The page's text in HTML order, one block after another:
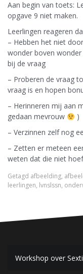
Aan begin van toets:
opgave 9 niet maken.
Leerlingen reageren
– Hebben het niet
wonder boven
bij de vraag
– Proberen de vraag
vraag is en hopen
– Herinneren mij aan
gedaan mevrouw
)
– Verzinnen zelf nog
– Zetten er meteen
weten dat die niet
Getagd afbeelding,
leerlingen, lvnslssn,
BWorkshop over